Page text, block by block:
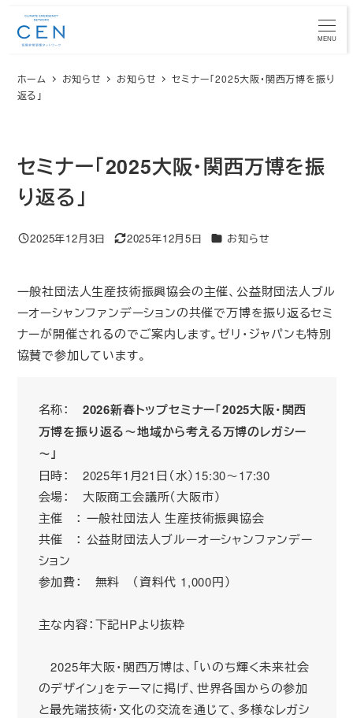
MENU
ホーム お知らせ お知らせ
セミナー「2025大阪・関西万博を振り
返る」
セミナー「2025大阪・関西万博を振
り返る」
投稿日
2025年12月3日
更新日
2025年12月5日 カテゴリー
お知らせ
一般社団法人生産技術振興協会の主催、公益財団法人ブル
ーオーシャンファンデーションの共催で万博を振り返るセミ
ナーが開催されるのでご案内します。ゼリ・ジャパンも特別
協賛で参加しています。
名称： 2026新春トップセミナー「2025大阪・関西
万博を振り返る～地域から考える万博のレガシー
～」
日時： 2025年1月21日（水）15:30～17:30
会場： 大阪商工会議所（大阪市）
主催 ： 一般社団法人 生産技術振興協会
共催 ： 公益財団法人ブルーオーシャンファンデー
ション
参加費： 無料 （資料代 1,000円）
主な内容：下記HPより抜粋
2025年大阪・関西万博は、「いのち輝く未来社会
のデザイン」をテーマに掲げ、世界各国からの参加
と最先端技術・文化の交流を通じて、多様なレガシ